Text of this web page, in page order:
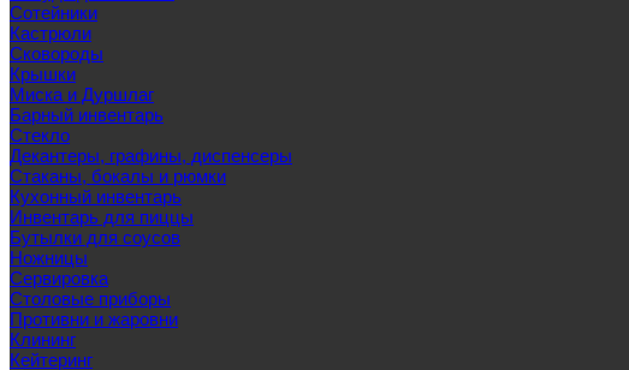
Сотейники
Кастрюли
Сковороды
Крышки
Миска и Дуршлаг
Барный инвентарь
Стекло
Декантеры, графины, диспенсеры
Стаканы, бокалы и рюмки
Кухонный инвентарь
Инвентарь для пиццы
Бутылки для соусов
Ножницы
Сервировка
Столовые приборы
Противни и жаровни
Клининг
Кейтеринг